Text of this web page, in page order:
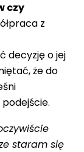
czy
z
decyzję o jej
że do
staram się